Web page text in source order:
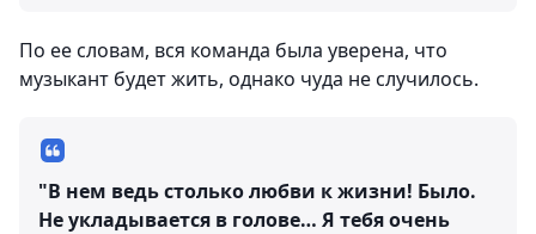
По ее словам, вся команда была уверена, что
музыкант будет жить, однако чуда не случилось.
"В нем ведь столько любви к жизни! Было.
Не укладывается в голове… Я тебя очень